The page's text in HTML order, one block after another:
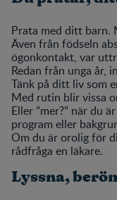
Prata med ditt barn.
Även från födseln
ögonkontakt, var
Redan från unga år,
Tänk på ditt liv som
Med rutin blir vissa
Eller ”mer?” när du
program eller
Om du är orolig för
rådfråga en läkare.
Lyssna,